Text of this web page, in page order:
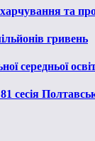
та
гривень
середньої
сесія